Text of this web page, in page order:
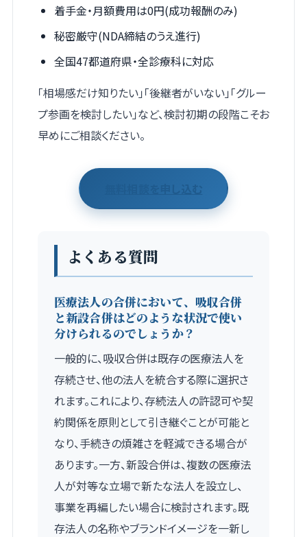
着手金・月額費用は0円(成功報酬のみ)
秘密厳守(NDA締結のうえ進行)
全国47都道府県・全診療科に対応
「相場感だけ知りたい」「後継者がいない」「グルー
プ参画を検討したい」など、検討初期の段階こそお
早めにご相談ください。
無料相談を申し込む
よくある質問
医療法人の合併において、吸収合併
と新設合併はどのような状況で使い
分けられるのでしょうか？
一般的に、吸収合併は既存の医療法人を
存続させ、他の法人を統合する際に選択さ
れます。これにより、存続法人の許認可や契
約関係を原則として引き継ぐことが可能と
なり、手続きの煩雑さを軽減できる場合が
あります。一方、新設合併は、複数の医療法
人が対等な立場で新たな法人を設立し、
事業を再編したい場合に検討されます。既
存法人の名称やブランドイメージを一新し